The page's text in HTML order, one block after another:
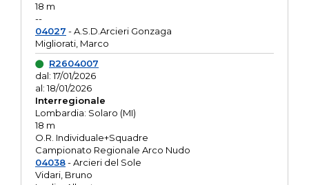
18 m
--
04027 - A.S.D.Arcieri Gonzaga
Migliorati, Marco
R2604007
dal: 17/01/2026
al: 18/01/2026
Interregionale
Lombardia: Solaro (MI)
18 m
O.R. Individuale+Squadre
Campionato Regionale Arco Nudo
04038- Arcieri del Sole
Vidari, Bruno